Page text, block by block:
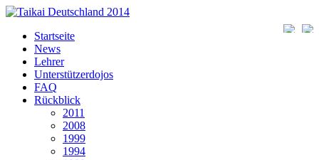
Direkt zum Inhalt
Startseite
News
Lehrer
Unterstützerdojos
FAQ
Rückblick
2011
2008
1999
1994